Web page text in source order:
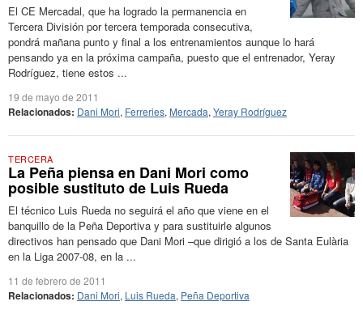
El CE Mercadal, que ha logrado la permanencia en
Tercera División por tercera temporada consecutiva,
pondrá mañana punto y final a los entrenamientos aunque lo hará
pensando ya en la próxima campaña, puesto que el entrenador, Yeray
Rodríguez, tiene estos ...
19 de mayo de 2011
Relacionados: Dani Mori, Ferreries, Mercada, Yeray Rodríguez
TERCERA
La Peña piensa en Dani Mori como
posible sustituto de Luis Rueda
El técnico Luis Rueda no seguirá el año que viene en el
banquillo de la Peña Deportiva y para sustituirle algunos
directivos han pensado que Dani Mori –que dirigió a los de Santa Eulària
en la Liga 2007-08, en la ...
11 de febrero de 2011
Relacionados: Dani Mori, Luis Rueda, Peña Deportiva